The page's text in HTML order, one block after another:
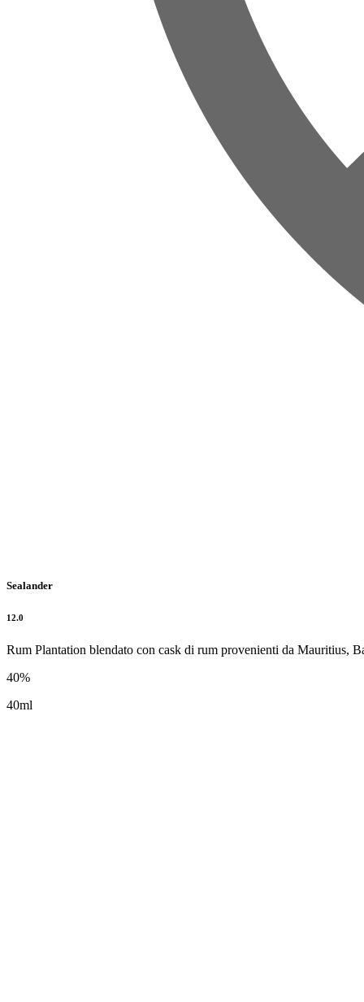
Sealander
12.0
Rum Plantation blendato con cask di rum provenienti da Mauritius,
40%
40ml